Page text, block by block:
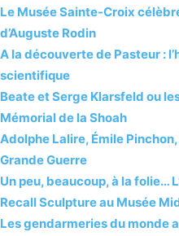
Le Musée Sainte-Croix
d’Auguste Rodin
A la découverte de Pasteur :
scientifique
Beate et Serge Klarsfeld ou
Mémorial de la Shoah
Adolphe Lalire, Émile
Grande Guerre
Un peu, beaucoup, à la folie…
Recall Sculpture au Musée
Les gendarmeries du monde